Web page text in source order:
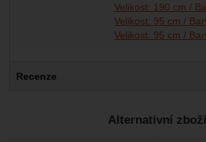
Velikost: 190 cm /
Velikost: 95 cm /
Velikost: 95 cm /
Recenze
Alternativní zboží